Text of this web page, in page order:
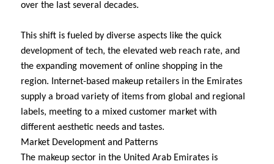
over the last several decades.
This shift is fueled by diverse aspects like the quick
development of tech, the elevated web reach rate, and
the expanding movement of online shopping in the
region. Internet-based makeup retailers in the Emirates
supply a broad variety of items from global and regional
labels, meeting to a mixed customer market with
different aesthetic needs and tastes.
Market Development and Patterns
The makeup sector in the United Arab Emirates is